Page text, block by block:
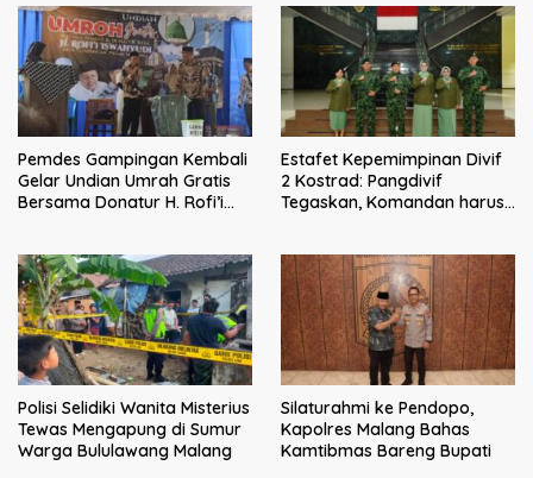
Pemdes Gampingan Kembali
Gelar Undian Umrah Gratis
Bersama Donatur H. Rofi’i
Estafet Kepemimpinan Divif
2 Kostrad: Pangdivif
Tegaskan, Komandan harus
Polisi Selidiki Wanita Misterius
Tewas Mengapung di Sumur
Warga Bululawang Malang
Silaturahmi ke Pendopo,
Kapolres Malang Bahas
Kamtibmas Bareng Bupati